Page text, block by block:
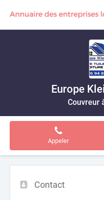
Europe
Couvreur
Appeler
Contact